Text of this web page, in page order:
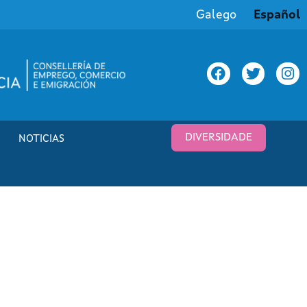
Galego Español
NOTICIAS DIVERSIDADE